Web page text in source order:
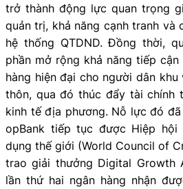
trở thành động lực quan trọng
quản trị, khả năng cạnh tranh và
hệ thống QTDND. Đồng thời,
phần mở rộng khả năng tiếp
hàng hiện đại cho người dân
thôn, qua đó thúc đẩy tài chính
kinh tế địa phương. Nỗ lực đó
opBank tiếp tục được Hiệp
dụng thế giới (World Council of
trao giải thưởng Digital Growth
lần thứ hai ngân hàng nhận